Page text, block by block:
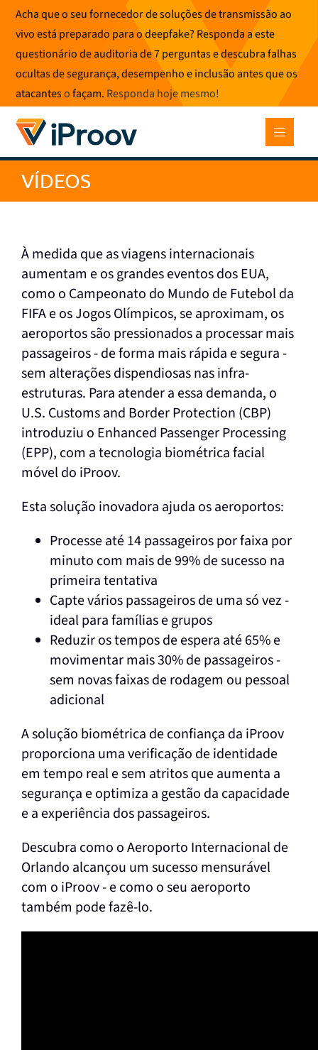
Saltar
para
conteúdo
Acha que o seu fornecedor de soluções de transmissão ao
vivo está preparado para o deepfake? Responda a este
questionário de auditoria de 7 perguntas e descubra falhas
ocultas de segurança, desempenho e inclusão antes que os
atacantesofaçam. Responda hoje mesmo!
VÍDEOS
À medida que as viagens internacionais
aumentam e os grandes eventos dos EUA,
como o Campeonato do Mundo de Futebol da
FIFA e os Jogos Olímpicos, se aproximam, os
aeroportos são pressionados a processar mais
passageiros - de forma mais rápida e segura -
sem alterações dispendiosas nas infra-
estruturas. Para atender a essa demanda, o
U.S. Customs and Border Protection (CBP)
introduziu o Enhanced Passenger Processing
(EPP), com a tecnologia biométrica facial
móvel do iProov.
Esta solução inovadora ajuda os aeroportos:
Processe até 14 passageiros por faixa por
minuto com mais de 99% de sucesso na
primeira tentativa
Capte vários passageiros de uma só vez -
ideal para famílias e grupos
Reduzir os tempos de espera até 65% e
movimentar mais 30% de passageiros -
sem novas faixas de rodagem ou pessoal
adicional
A solução biométrica de confiança da iProov
proporciona uma verificação de identidade
em tempo real e sem atritos que aumenta a
segurança e optimiza a gestão da capacidade
e a experiência dos passageiros.
Descubra como o Aeroporto Internacional de
Orlando alcançou um sucesso mensurável
com o iProov - e como o seu aeroporto
também pode fazê-lo.